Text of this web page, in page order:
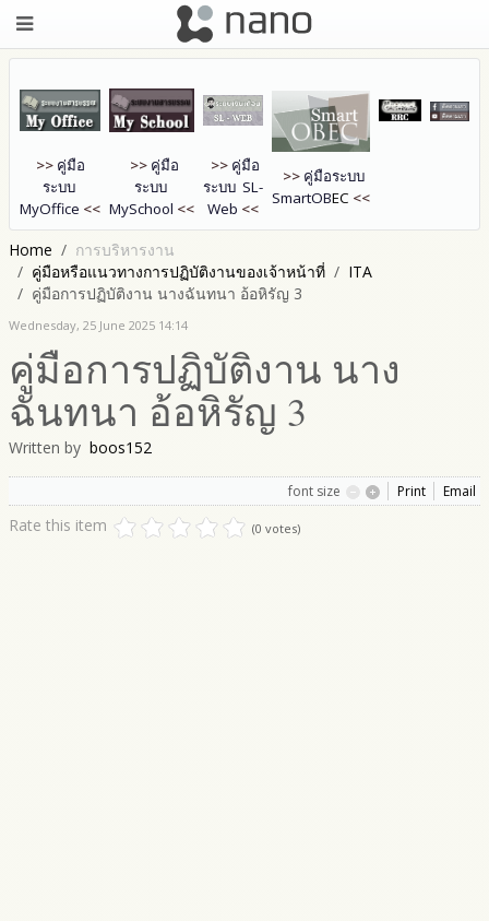
>> คู่มือ
ระบบ
MyOffice <<
>> คู่มือ
ระบบ
MySchool <<
>> คู่มือ
ระบบ SL-
Web <<
>> คู่มือระบบ
SmartOBEC <<
Home
การบริหารงาน
คู่มือหรือแนวทางการปฏิบัติงานของเจ้าหน้าที่
ITA
คู่มือการปฏิบัติงาน นางฉันทนา อ้อหิรัญ 3
Wednesday, 25 June 2025 14:14
คู่มือการปฏิบัติงาน นาง
ฉันทนา อ้อหิรัญ 3
Written by boos152
font size Print Email
Rate this item (0 votes)